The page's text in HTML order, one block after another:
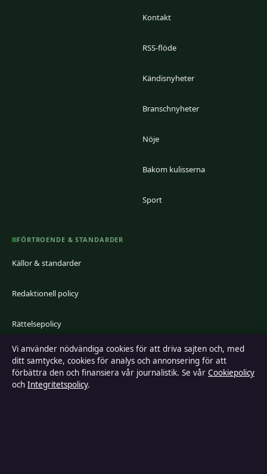
Kontakt
RSS-flöde
Kändisnyheter
Branschnyheter
Nöje
Bakom kulisserna
Sport
FÖRTROENDE & STANDARDER
Källor & standarder
Redaktionell policy
Rättelsepolicy
Faktagranskningspolicy
Ägande & finansiering
Vi använder nödvändiga cookies för att driva sajten och, med
ditt samtycke, cookies för analys och annonsering för att
förbättra den och finansiera vår journalistik. Se vår Cookiepolicy
och Integritetspolicy.